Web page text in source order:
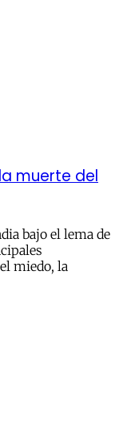
muerte del
bajo el lema de
miedo, la